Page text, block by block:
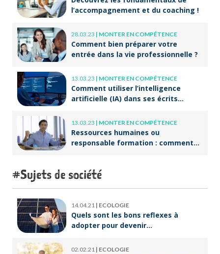
l’accompagnement et du coaching !
28.03.23 | MONTER EN COMPÉTENCE
Comment bien préparer votre
entrée dans la vie professionnelle ?
13.03.23 | MONTER EN COMPÉTENCE
Comment utiliser l’intelligence
artificielle (IA) dans ses écrits
13.03.23 | MONTER EN COMPÉTENCE
Ressources humaines ou
responsable formation : comment
Sujets de société
14.04.21 | ECOLOGIE
Quels sont les bons reflexes à
adopter pour devenir
02.02.21 | ECOLOGIE